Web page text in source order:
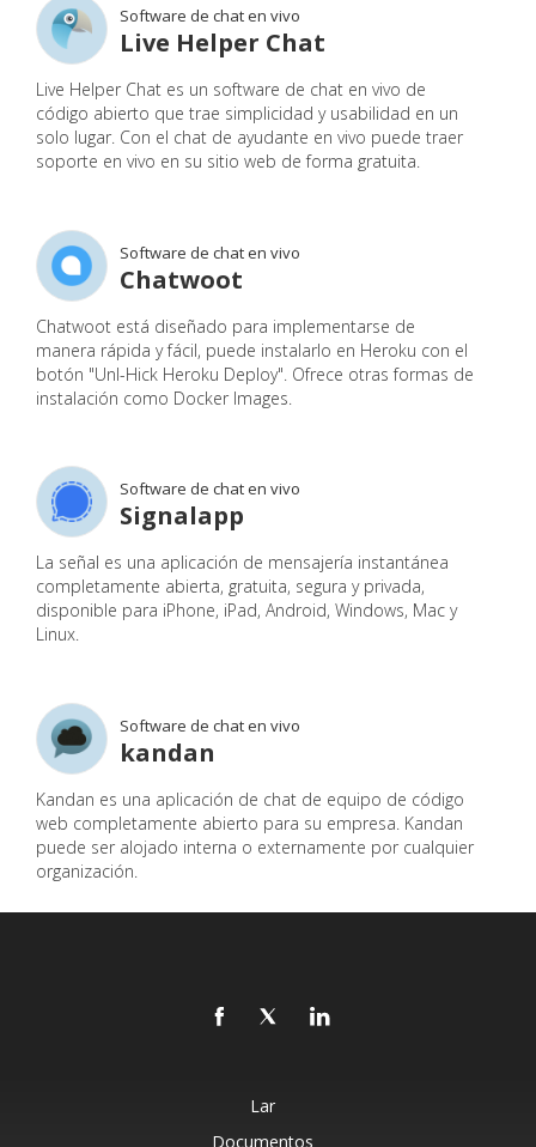
Software de chat en vivo
Live Helper Chat
Live Helper Chat es un software de chat en vivo de
código abierto que trae simplicidad y usabilidad en un
solo lugar. Con el chat de ayudante en vivo puede traer
soporte en vivo en su sitio web de forma gratuita.
Software de chat en vivo
Chatwoot
Chatwoot está diseñado para implementarse de
manera rápida y fácil, puede instalarlo en Heroku con el
botón "Unl-Hick Heroku Deploy". Ofrece otras formas de
instalación como Docker Images.
Software de chat en vivo
Signalapp
La señal es una aplicación de mensajería instantánea
completamente abierta, gratuita, segura y privada,
disponible para iPhone, iPad, Android, Windows, Mac y
Linux.
Software de chat en vivo
kandan
Kandan es una aplicación de chat de equipo de código
web completamente abierto para su empresa. Kandan
puede ser alojado interna o externamente por cualquier
organización.
Lar
Documentos